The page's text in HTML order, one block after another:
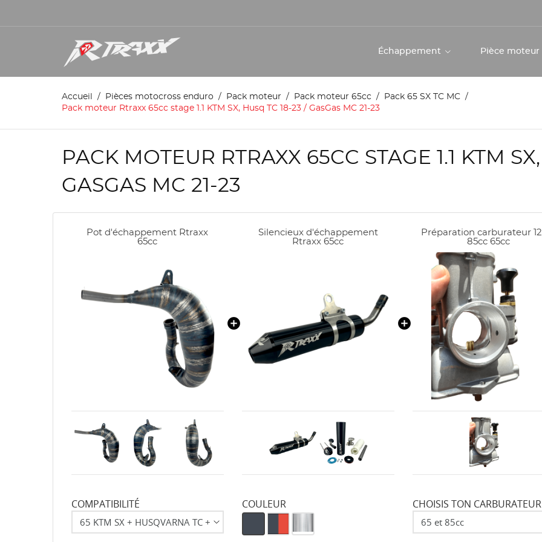
Échappement Pièce moteur
Accueil Pièces motocross enduro Pack moteur Pack moteur 65cc
Pack 65 SX TC MC
Pack moteur Rtraxx 65cc stage 1.1 KTM SX, Husq TC 18-23 / GasGas MC 21-23
PACK MOTEUR RTRAXX 65CC STAGE 1.1 KTM
GASGAS MC 21-23
Pot d'échappement Rtraxx
65cc
COMPATIBILITÉ
Silencieux d'échappement
Rtraxx 65cc
COULEUR
Préparation carburateur
85cc 65cc
CHOISIS TON CARBURATEUR